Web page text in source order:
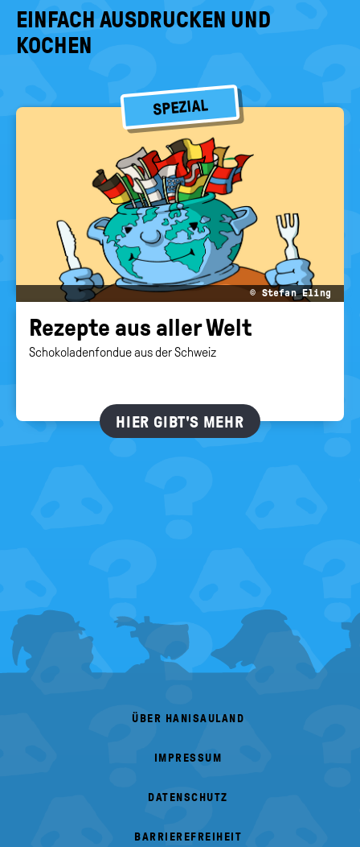
EINFACH AUSDRUCKEN UND
KOCHEN
SPEZIAL
© Stefan Eling
Re­zep­te aus aller Welt
Schokoladenfondue aus der Schweiz
HIER GIBT'S MEHR
FOOTER
MENU
ÜBER HANISAULAND
IMPRESSUM
DATENSCHUTZ
BARRIEREFREIHEIT